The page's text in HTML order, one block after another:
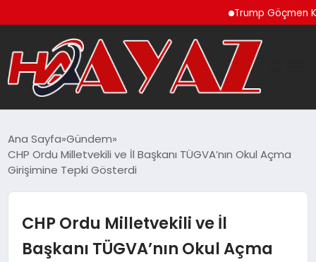
Trump Göçmen
DÜNYA
Ana Sayfa Gündem
CHP Ordu Milletvekili ve İl Başkanı TÜGVA’nın Okul Açma
Girişimine Tepki Gösterdi
CHP Ordu Milletvekili ve İl
Başkanı TÜGVA’nın Okul Açma